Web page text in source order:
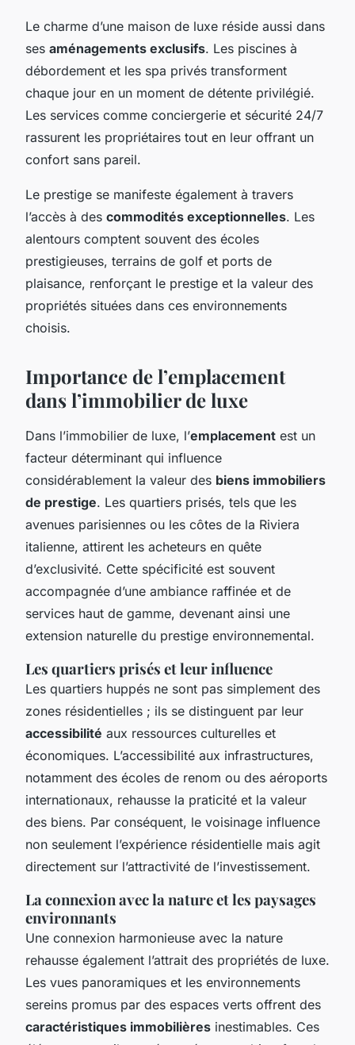
Le charme d’une maison de luxe réside aussi dans
ses aménagements exclusifs. Les piscines à
débordement et les spa privés transforment
chaque jour en un moment de détente privilégié.
Les services comme conciergerie et sécurité 24/7
rassurent les propriétaires tout en leur offrant un
confort sans pareil.
Le prestige se manifeste également à travers
l’accès à des commodités exceptionnelles. Les
alentours comptent souvent des écoles
prestigieuses, terrains de golf et ports de
plaisance, renforçant le prestige et la valeur des
propriétés situées dans ces environnements
choisis.
Importance de l’emplacement
dans l’immobilier de luxe
Dans l’immobilier de luxe, l’emplacement est un
facteur déterminant qui influence
considérablement la valeur des biens immobiliers
de prestige. Les quartiers prisés, tels que les
avenues parisiennes ou les côtes de la Riviera
italienne, attirent les acheteurs en quête
d’exclusivité. Cette spécificité est souvent
accompagnée d’une ambiance raffinée et de
services haut de gamme, devenant ainsi une
extension naturelle du prestige environnemental.
Les quartiers prisés et leur influence
Les quartiers huppés ne sont pas simplement des
zones résidentielles ; ils se distinguent par leur
accessibilité aux ressources culturelles et
économiques. L’accessibilité aux infrastructures,
notamment des écoles de renom ou des aéroports
internationaux, rehausse la praticité et la valeur
des biens. Par conséquent, le voisinage influence
non seulement l’expérience résidentielle mais agit
directement sur l’attractivité de l’investissement.
La connexion avec la nature et les paysages
environnants
Une connexion harmonieuse avec la nature
rehausse également l’attrait des propriétés de luxe.
Les vues panoramiques et les environnements
sereins promus par des espaces verts offrent des
caractéristiques immobilières inestimables. Ces